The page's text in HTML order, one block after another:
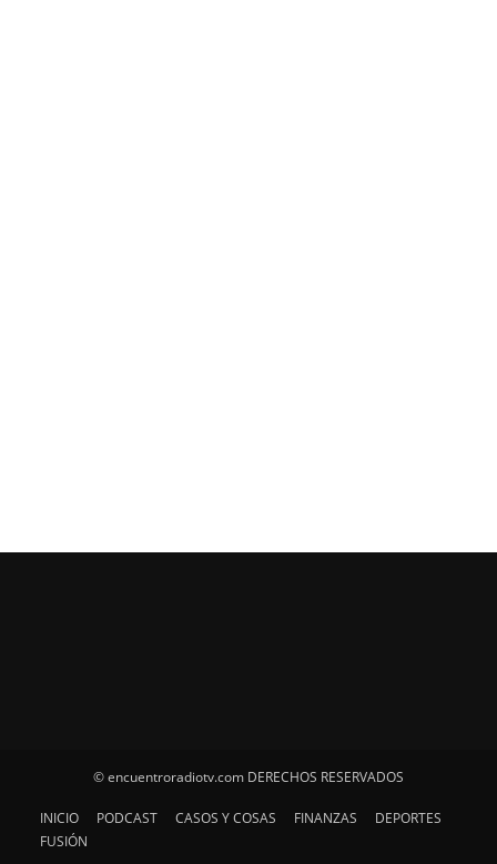
© encuentroradiotv.com DERECHOS RESERVADOS
INICIO PODCAST CASOS Y COSAS FINANZAS
DEPORTES
FUSIÓN